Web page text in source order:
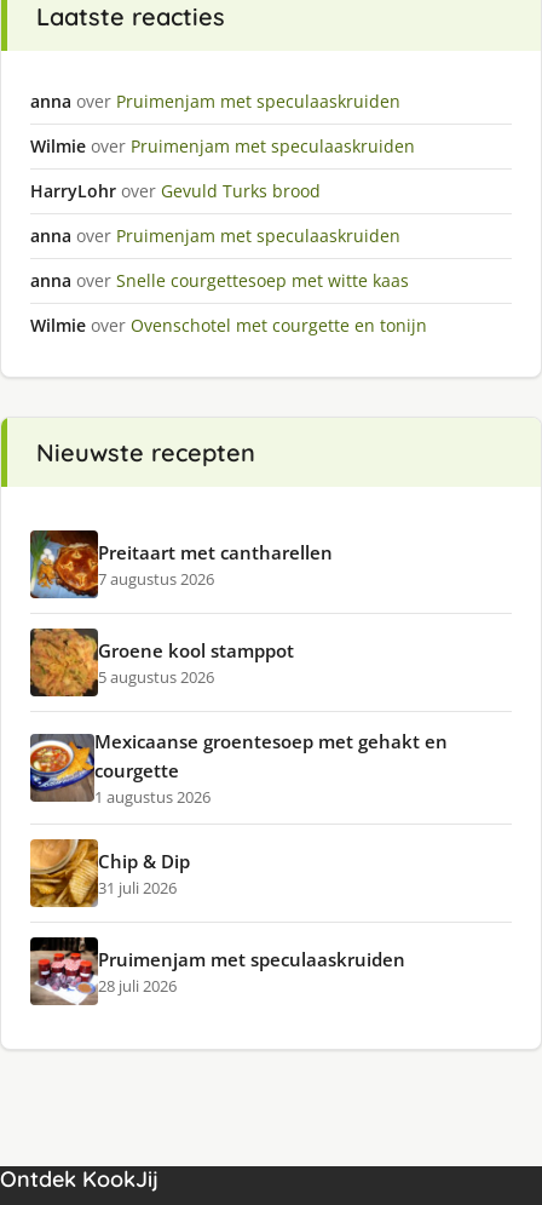
Laatste reacties
anna over Pruimenjam met speculaaskruiden
Wilmie over Pruimenjam met speculaaskruiden
HarryLohr over Gevuld Turks brood
anna over Pruimenjam met speculaaskruiden
anna over Snelle courgettesoep met witte kaas
Wilmie over Ovenschotel met courgette en tonijn
Nieuwste recepten
Preitaart met cantharellen
7 augustus 2026
Groene kool stamppot
5 augustus 2026
Mexicaanse groentesoep met gehakt en
courgette
1 augustus 2026
Chip & Dip
31 juli 2026
Pruimenjam met speculaaskruiden
28 juli 2026
Ontdek KookJij